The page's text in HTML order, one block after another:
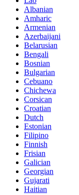
Albanian
Amharic
Armenian
Azerbaijani
Belarusian
Bengali
Bosnian
Bulgarian
Cebuano
Chichewa
Corsican
Croatian
Dutch
Estonian
Filipino
Finnish
Frisian
Galician
Georgian
Gujarati
Haitian